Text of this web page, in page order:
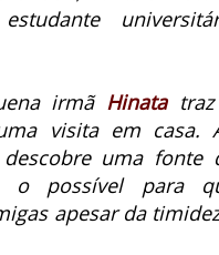
irmã Hinatatraz
visita em casa.
uma fonte
o possível para
apesar da